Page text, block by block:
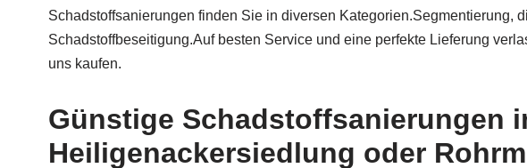
Schadstoffsanierungen finden Sie in diversen Kategorien.Segmentierung,
Schadstoffbeseitigung.Auf besten Service und eine perfekte Lieferung
uns kaufen.
Günstige Schadstoffsanierungen
Heiligenackersiedlung oder